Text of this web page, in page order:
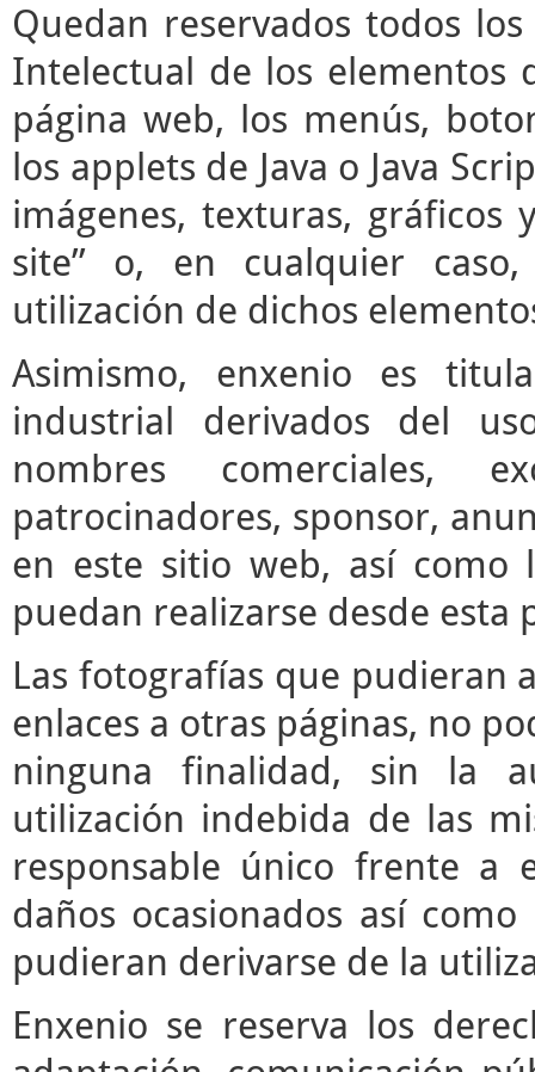
Quedan reservados todos
Intelectual de los elementos
página web, los menús,
los applets de Java o Java
imágenes, texturas,
site” o, en cualquier
utilización de dichos
Asimismo, enxenio es
industrial derivados del
nombres comerciales,
patrocinadores, sponsor,
en este sitio web, así como
puedan realizarse desde esta
Las fotografías que pudieran
enlaces a otras páginas, no
ninguna finalidad, sin la
utilización indebida de las
responsable único frente a
daños ocasionados así
pudieran derivarse de la
Enxenio se reserva los